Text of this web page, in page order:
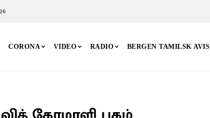
CORONA VIDEO RADIO BERGEN TAMILSK AVIS